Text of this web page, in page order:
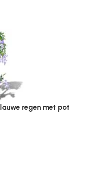
110×58,5×39
grijs